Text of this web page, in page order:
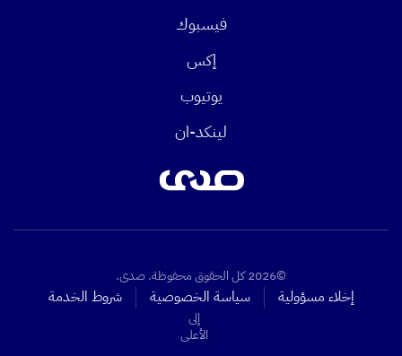
فيسبوك
إكس
يوتيوب
لينكد-ان
©2026 كل الحقوق محفوظة. صدى.
إخلاء مسؤولية سياسة الخصوصية شروط الخدمة
إلى
الأعلى